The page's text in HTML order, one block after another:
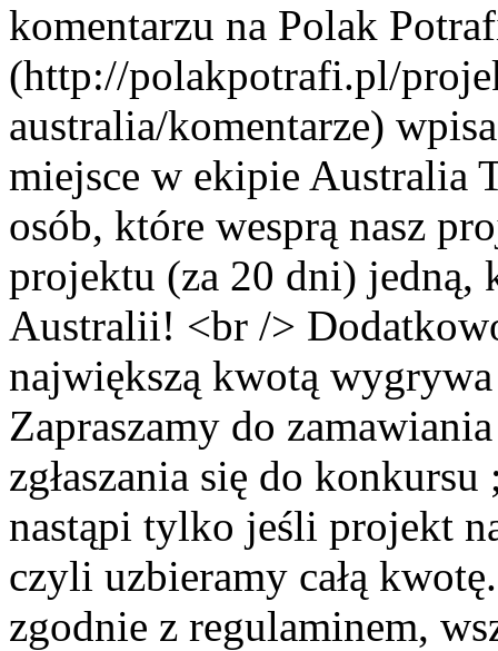
komentarzu na Polak
(http://polakpotrafi.pl/
australia/komentarze)
miejsce w ekipie Australia
osób, które wesprą nasz
projektu (za 20 dni) jedną,
Australii! <br />
największą kwotą
Zapraszamy do
zgłaszania się do
nastąpi tylko jeśli projekt
czyli uzbieramy całą
zgodnie z regulaminem,